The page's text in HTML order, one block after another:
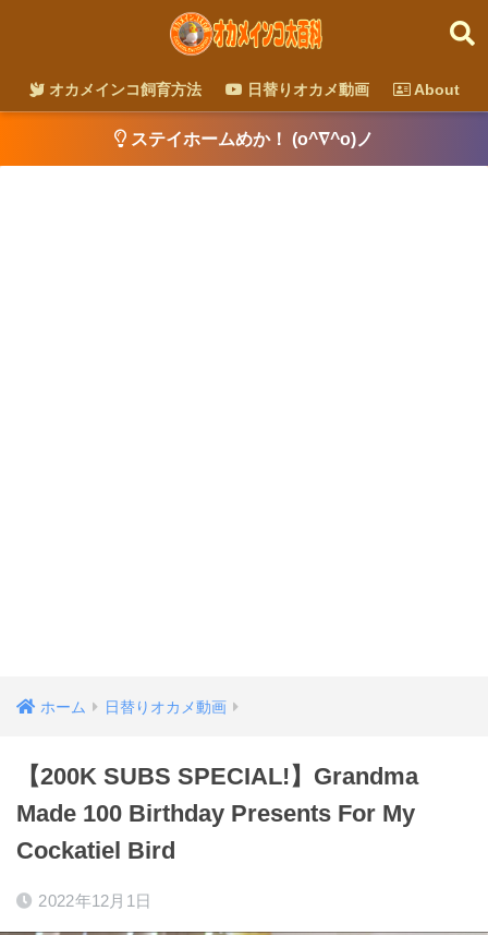
オカメインコ飼育方法 日替りオカメ動画 About
ステイホームめか！ (o^∇^o)ノ
ホーム 日替りオカメ動画
【200K SUBS SPECIAL!】Grandma
Made 100 Birthday Presents For My
Cockatiel Bird
2022年12月1日